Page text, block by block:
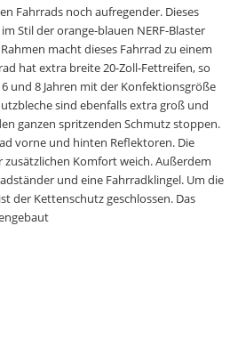
Fahrrads noch aufregender. Dieses
Stil der orange-blauen NERF-Blaster
macht dieses Fahrrad zu einem
hat extra breite 20-Zoll-Fettreifen, so
und 8 Jahren mit der Konfektionsgröße
sind ebenfalls extra groß und
ganzen spritzenden Schmutz stoppen.
vorne und hinten Reflektoren. Die
Komfort weich. Außerdem
und eine Fahrradklingel. Um die
der Kettenschutz geschlossen. Das